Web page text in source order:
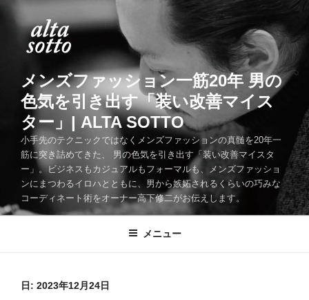
メンズファッション一筋20年 男の
色気を引き出す「装い改善マイス
ター」| ALTA SOTTO
小手先のテクニックではなくメンズファッションの真髄を20年一
筋に突き詰めてきた、 男の色気を引き出す「装い改善マイスタ
ー」。ビジネスもカジュアルもフォーマルも、メンズファッショ
ンにまつわるイロハとともに、男から嫉妬されるくらいの巧みな
コーディネート術をオーナー高下修二がお伝えします。
メニュー
日: 2023年12月24日